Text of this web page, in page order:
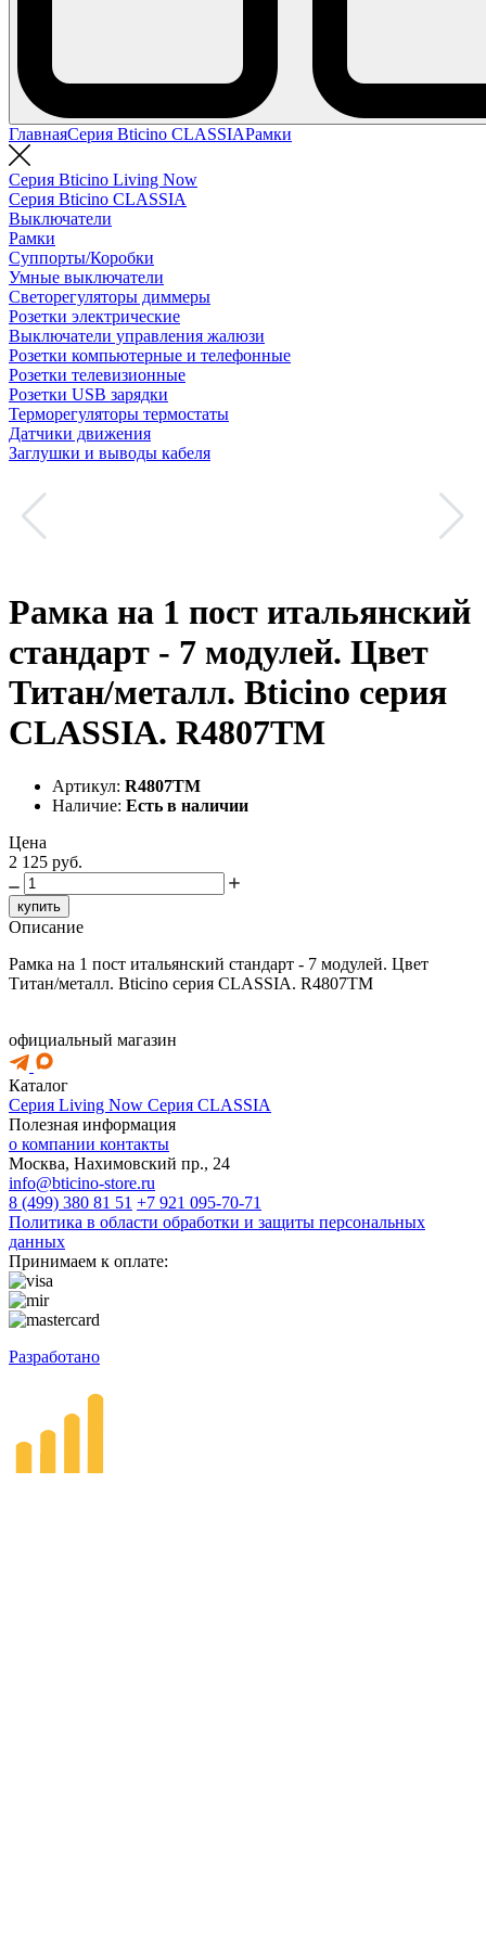
ГлавнаяСерия Bticino CLASSIAРамки
Серия Bticino Living Now
Серия Bticino CLASSIA
Выключатели
Рамки
Суппорты/Коробки
Умные выключатели
Светорегуляторы диммеры
Розетки электрические
Выключатели управления жалюзи
Розетки компьютерные и телефонные
Розетки телевизионные
Розетки USB зарядки
Терморегуляторы термостаты
Датчики движения
Заглушки и выводы кабеля
Рамка на 1 пост итальянский
стандарт - 7 модулей. Цвет
Титан/металл. Bticino серия
CLASSIA. R4807TM
Артикул: R4807TM
Наличие: Есть в наличии
Цена
2 125 руб.
купить
Описание
Рамка на 1 пост итальянский стандарт - 7 модулей. Цвет
Титан/металл. Bticino серия CLASSIA. R4807TM
официальный магазин
Каталог
Серия Living Now Серия CLASSIA
Полезная информация
о компании контакты
Москва, Нахимовский пр., 24
info@bticino-store.ru
8 (499) 380 81 51 +7 921 095-70-71
Политика в области обработки и защиты персональных
данных
Принимаем к оплате:
Разработано